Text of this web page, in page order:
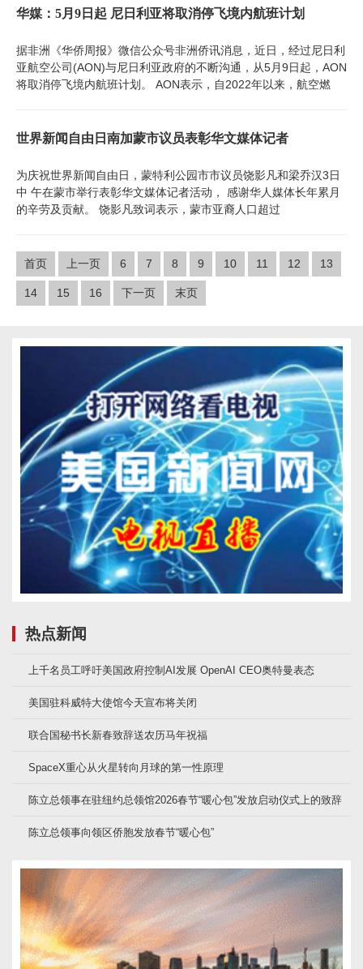
华媒：5月9日起 尼日利亚将取消停飞境内航班计划
据非洲《华侨周报》微信公众号非洲侨讯消息，近日，经过尼日利
亚航空公司(AON)与尼日利亚政府的不断沟通，从5月9日起，AON
将取消停飞境内航班计划。 AON表示，自2022年以来，航空燃
世界新闻自由日南加蒙市议员表彰华文媒体记者
为庆祝世界新闻自由日，蒙特利公园市市议员饶影凡和梁乔汉3日
中 午在蒙市举行表彰华文媒体记者活动， 感谢华人媒体长年累月
的辛劳及贡献。 饶影凡致词表示，蒙市亚裔人口超过
首页 上一页 6 7 8 9 10 11 12 13
14 15 16 下一页 末页
热点新闻
上千名员工呼吁美国政府控制AI发展 OpenAI CEO奥特曼表态
美国驻科威特大使馆今天宣布将关闭
联合国秘书长新春致辞送农历马年祝福
SpaceX重心从火星转向月球的第一性原理
陈立总领事在驻纽约总领馆2026春节“暖心包”发放启动仪式上的致辞
陈立总领事向领区侨胞发放春节“暖心包”